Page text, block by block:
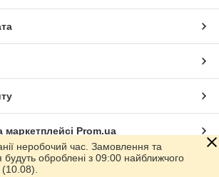
маркетплейсі Prom.ua
неробочий час. Замовлення та
будуть оброблені з 09:00 найближчого